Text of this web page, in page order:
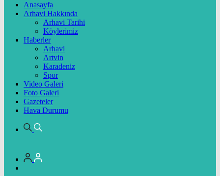
Anasayfa
Arhavi Hakkında
Arhavi Tarihi
Köylerimiz
Haberler
Arhavi
Artvin
Karadeniz
Spor
Video Galeri
Foto Galeri
Gazeteler
Hava Durumu